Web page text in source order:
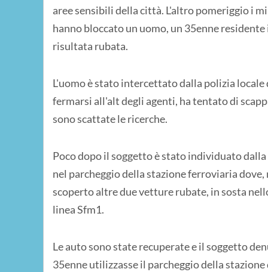
aree sensibili della città. L'altro pomeriggio i
hanno bloccato un uomo, un 35enne
risultata rubata.
L'uomo è stato intercettato dalla polizia
fermarsi all'alt degli agenti, ha tentato di
sono scattate le ricerche.
Poco dopo il soggetto è stato individuato
nel parcheggio della stazione ferroviaria
scoperto altre due vetture rubate, in sosta
linea Sfm1.
Le auto sono state recuperate e il soggetto
35enne utilizzasse il parcheggio della